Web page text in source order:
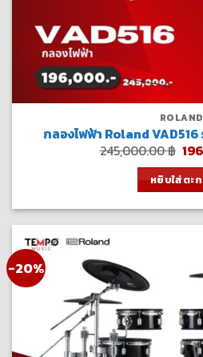
ROLAND
กลองไฟฟ้า Roland
245,000.00฿
หยิบใส่ตะ
-20%